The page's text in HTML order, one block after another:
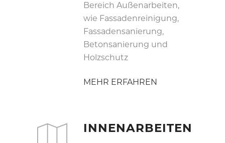
Bereich Außenarbeiten,
wie Fassadenreinigung,
Fassadensanierung,
Betonsanierung und
Holzschutz
MEHR ERFAHREN
INNENARBEITEN